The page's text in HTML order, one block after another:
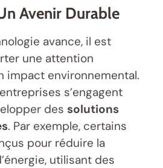
Avenir Durable
avance, il est
une attention
impact environnemental.
s’engagent
des solutions
. Par exemple, certains
pour réduire la
utilisant des